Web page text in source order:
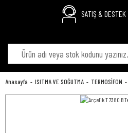
SATIŞ & DESTEK
Anasayfa ISITMA VE SOĞUTMA TERMOSİFON